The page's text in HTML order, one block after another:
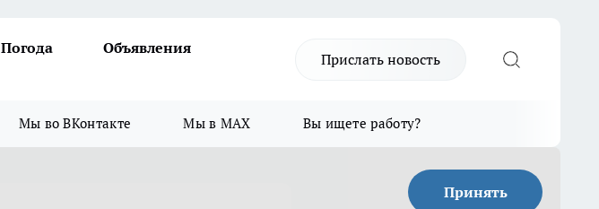
Погода
Объявления
Прислать новость
Мы во ВКонтакте Мы в MAX Вы ищете работу?
Принять